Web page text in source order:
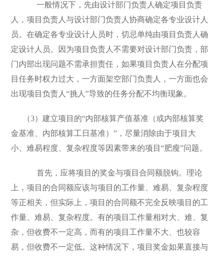
一般情况下，先由设计部门负责人确定项目负责
人，项目负责人与设计部门负责人协商确定各专业设计人
员。在确定各专业设计人员时，切忌单纯由项目负责人确
定设计人员。因为项目负责人不需要对设计部门负责，部
门内部出现问题不需承担责任，如果项目负责人在分配项
目任务时权力过大，一方面架空部门负责人，一方面也会
出现项目负责人“挑人”导致的任务分配不均衡现象。
（3）建立项目的“内部核算产值基准（或内部核算奖
金基准、内部核算工日基准）”，尽量消除由于项目大
小、难易程度、复杂程度等因素带来的项目“肥瘦”问题。
首先，应将项目的奖金与项目合同额脱钩。理论
上，项目的合同额应该与项目的工作量、难易、复杂程度
等正相关，但实际上，项目的合同额不完全反映项目的工
作量、难易、复杂程度。有的项目工作量相对大、难、复
杂，但收费不一定高，而有的项目工作量不大、也较容
易，但收费不一定低。这种情况下，项目奖金如果直接与